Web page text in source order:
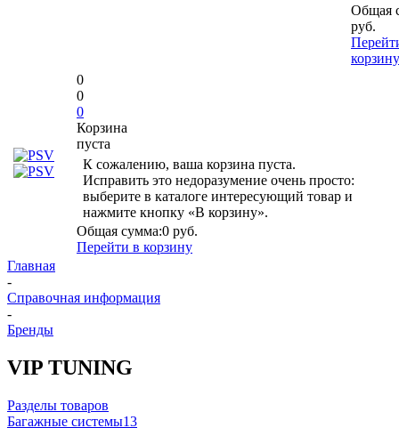
Общая
руб.
корзину
0
0
0
Корзина
пуста
К сожалению, ваша корзина пуста.
Исправить это недоразумение очень просто:
выберите в каталоге интересующий товар и
нажмите кнопку «В корзину».
Общая сумма:0 руб.
Перейти в корзину
Главная
-
Справочная информация
-
Бренды
VIP TUNING
Разделы товаров
Багажные системы13